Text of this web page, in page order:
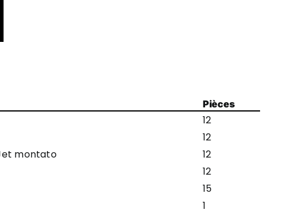
Pièces
12
12
montato
12
12
15
1